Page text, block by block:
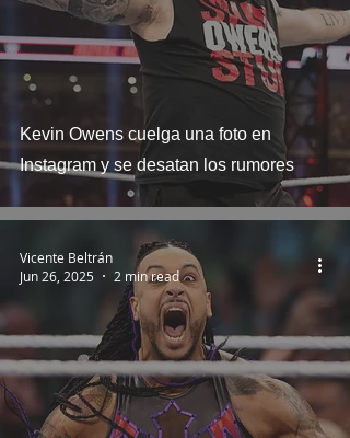
Kevin Owens cuelga una foto en
Instagram y se desatan los rumores
Vicente Beltrán
Jun 26, 2025
2 min read